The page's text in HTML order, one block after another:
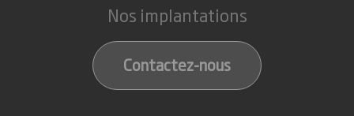
Nos implantations
Contactez-nous